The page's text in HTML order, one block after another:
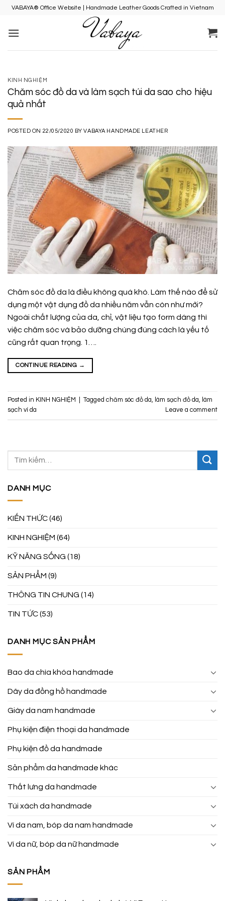
Skip
content
VABAYA® Office Website | Handmade Leather Goods Crafted in Vietnam
DANH MỤC
KIẾN THỨC(46)
KINH NGHIỆM (64)
KỸ NĂNG SỐNG (18)
SẢN PHẨM (9)
THÔNG TIN CHUNG (14)
TIN TỨC(53)
DANH MỤC SẢN PHẨM
Bao da chìa khóa handmade
Dây da đồng hồ handmade
Giày da nam handmade
Phụ kiện điện thoại da handmade
Phụ kiện đồ da handmade
Sản phẩm da handmade khác
Thắt lưng da handmade
Túi xách da handmade
Ví da nam, bóp da nam handmade
Ví da nữ, bóp da nữ handmade
SẢN PHẨM
KINH NGHIỆM
Chăm sóc đồ da và làm sạch túi da sao cho hiệu
quả nhất
POSTED ON 22/05/2020 BYVABAYA HANDMADE LEATHER
Chăm sóc đồ da là điều không quá khó. Làm thế nào để sử
dụng một vật dụng đồ da nhiều năm vẫn còn như mới?
Ngoài chất lượng của da, chỉ, vật liệu tạo form dáng thì
việc chăm sóc và bảo dưỡng chúng đúng cách là yếu tố
cũng rất quan trọng. 1….
CONTINUE READING →
Posted in KINH NGHIỆM Tagged chăm sóc đồ da, làm sạch đồ da, làm
sạch ví da
Leave a comment